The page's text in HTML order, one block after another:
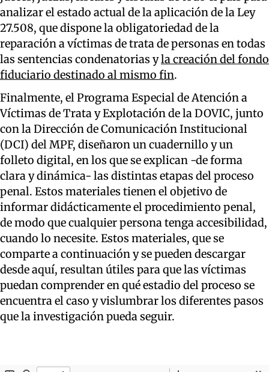
analizar el estado actual de la aplicación de la Ley
27.508, que dispone la obligatoriedad de la
reparación a víctimas de trata de personas en todas
las sentencias condenatorias yla creación del fondo
fiduciario destinado al mismo fin.
Finalmente, el Programa Especial de Atención a
Víctimas de Trata y Explotación de la DOVIC, junto
con la Dirección de Comunicación Institucional
(DCI) del MPF, diseñaron un cuadernillo y un
folleto digital, en los que se explican -de forma
clara y dinámica- las distintas etapas del proceso
penal. Estos materiales tienen el objetivo de
informar didácticamente el procedimiento penal,
de modo que cualquier persona tenga accesibilidad,
cuando lo necesite. Estos materiales, que se
comparte a continuación y se pueden descargar
desde aquí, resultan útiles para que las víctimas
puedan comprender en qué estadio del proceso se
encuentra el caso y vislumbrar los diferentes pasos
que la investigación pueda seguir.